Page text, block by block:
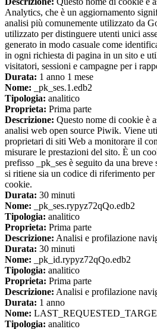
Analytics, che è un aggiornamento
analisi più comunemente utilizzato da
utilizzato per distinguere utenti unici
generato in modo casuale come
in ogni richiesta di pagina in un sito e
visitatori, sessioni e campagne per i
Durata: 1 anno 1 mese
Nome: _pk_ses.1.edb2
Tipologia: analitico
Proprieta: Prima parte
Descrizione: Questo nome di cookie è
analisi web open source Piwik. Viene
proprietari di siti Web a monitorare il
misurare le prestazioni del sito. È un
prefisso _pk_ses è seguito da una
si ritiene sia un codice di riferimento
cookie.
Durata: 30 minuti
Nome: _pk_ses.rypyz72qQo.edb2
Tipologia: analitico
Proprieta: Prima parte
Descrizione: Analisi e profilazione
Durata: 30 minuti
Nome: _pk_id.rypyz72qQo.edb2
Tipologia: analitico
Proprieta: Prima parte
Descrizione: Analisi e profilazione
Durata: 1 anno
Nome:
Tipologia: analitico